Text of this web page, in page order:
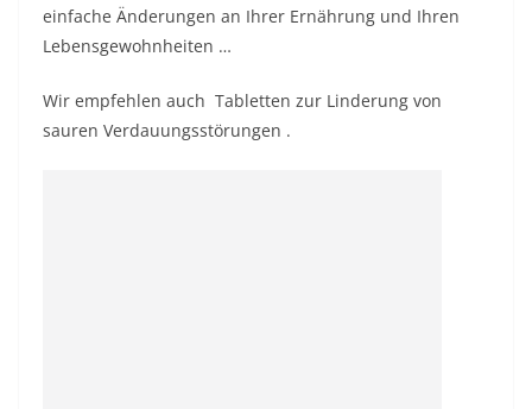
einfache Änderungen an Ihrer Ernährung und Ihren
Lebensgewohnheiten …
Wir empfehlen auch Tabletten zur Linderung von
sauren Verdauungsstörungen .